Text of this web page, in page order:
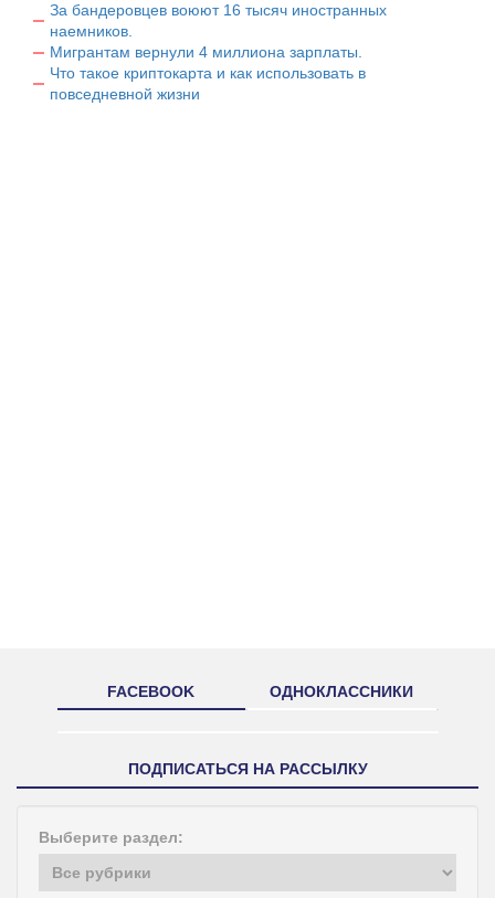
За бандеровцев воюют 16 тысяч иностранных
наемников.
Мигрантам вернули 4 миллиона зарплаты.
Что такое криптокарта и как использовать в
повседневной жизни
FACEBOOK ОДНОКЛАССНИКИ
ПОДПИСАТЬСЯ НА РАССЫЛКУ
Выберите раздел: